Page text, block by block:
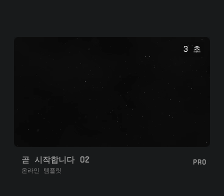
3 초
곧 시작합니다 02
온라인 템플릿
PRO